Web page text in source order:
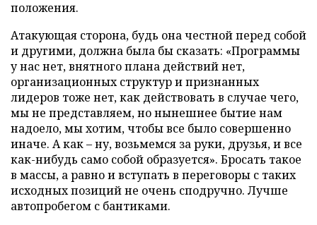
положения.
Атакующая сторона, будь она честной перед собой
и другими, должна была бы сказать: «Программы
у нас нет, внятного плана действий нет,
организационных структур и признанных
лидеров тоже нет, как действовать в случае чего,
мы не представляем, но нынешнее бытие нам
надоело, мы хотим, чтобы все было совершенно
иначе. А как – ну, возьмемся за руки, друзья, и все
как-нибудь само собой образуется». Бросать такое
в массы, а равно и вступать в переговоры с таких
исходных позиций не очень сподручно. Лучше
автопробегом с бантиками.